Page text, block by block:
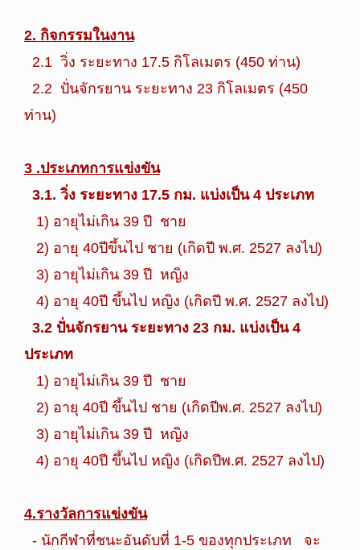
2. กิจกรรมในงาน
2.1 วิ่ง ระยะทาง 17.5 กิโลเมตร (450 ท่าน)
2.2 ปั่นจักรยาน ระยะทาง 23 กิโลเมตร (450
ท่าน)
3 .ประเภทการแข่งขัน
3.1. วิ่ง ระยะทาง 17.5 กม. แบ่งเป็น 4 ประเภท
1) อายุไม่เกิน 39 ปี ชาย
2) อายุ 40ปีขึ้นไป ชาย (เกิดปี พ.ศ. 2527 ลงไป)
3) อายุไม่เกิน 39 ปี หญิง
4) อายุ 40ปี ขึ้นไป หญิง (เกิดปี พ.ศ. 2527 ลงไป)
3.2 ปั่นจักรยาน ระยะทาง 23 กม. แบ่งเป็น 4
ประเภท
1) อายุไม่เกิน 39 ปี ชาย
2) อายุ 40ปี ขึ้นไป ชาย (เกิดปีพ.ศ. 2527 ลงไป)
3) อายุไม่เกิน 39 ปี หญิง
4) อายุ 40ปี ขึ้นไป หญิง (เกิดปีพ.ศ. 2527 ลงไป)
4.รางวัลการแข่งขัน
- นักกีฬาที่ชนะอันดับที่ 1-5 ของทุกประเภท จะ